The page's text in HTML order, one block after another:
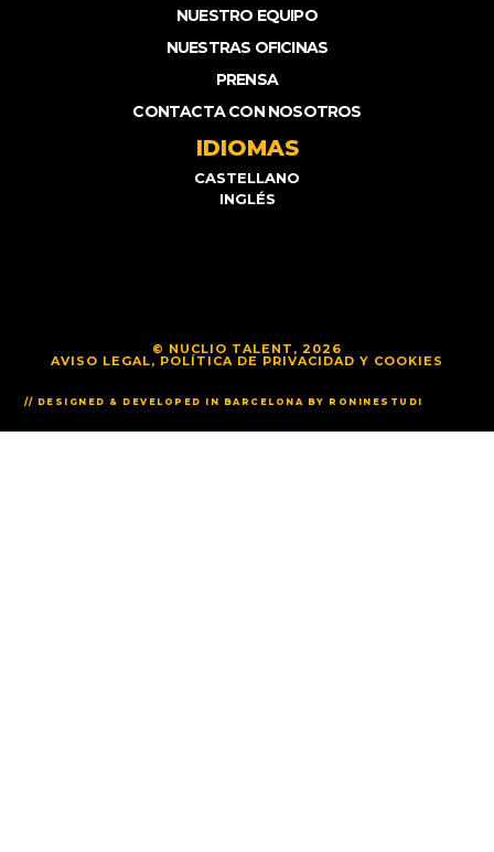
NUESTRO EQUIPO
NUESTRAS OFICINAS
PRENSA
CONTACTA CON NOSOTROS
IDIOMAS
CASTELLANO
INGLÉS
© NUCLIO TALENT, 2026
AVISO LEGAL, POLÍTICA DE PRIVACIDAD Y COOKIES
// DESIGNED & DEVELOPED IN BARCELONA BY RONINESTUDI